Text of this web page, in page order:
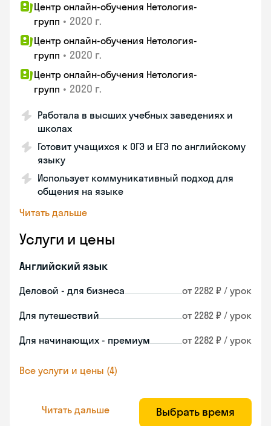
Центр онлайн-обучения Нетология-
групп • 2020 г.
Центр онлайн-обучения Нетология-
групп • 2020 г.
Центр онлайн-обучения Нетология-
групп • 2020 г.
Работала в высших учебных заведениях и
школах
Готовит учащихся к ОГЭ и ЕГЭ по английскому
языку
Использует коммуникативный подход для
общения на языке
Читать дальше
Услуги и цены
Английский язык
Деловой - для бизнеса от 2282 ₽ / урок
Для путешествий от 2282 ₽ / урок
Для начинающих - премиум от 2282 ₽ / урок
Все услуги и цены (4)
Читать дальше Выбрать время